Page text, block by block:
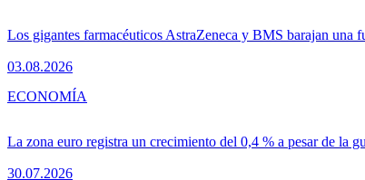
Los gigantes farmacéuticos AstraZeneca y BMS barajan una
03.08.2026
La zona euro registra un crecimiento del 0,4 % a pesar de la
30.07.2026
ECONOMÍA